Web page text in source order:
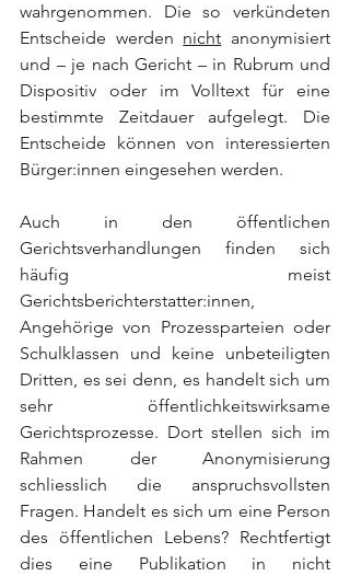
wahrgenommen. Die so verkündeten
Entscheide werden nicht anonymisiert
und – je nach Gericht – in Rubrum und
Dispositiv oder im Volltext für eine
bestimmte Zeitdauer aufgelegt. Die
Entscheide können von interessierten
Bürger:innen eingesehen werden.
Auch in den öffentlichen
Gerichtsverhandlungen finden sich
häufig meist
Gerichtsberichterstatter:innen,
Angehörige von Prozessparteien oder
Schulklassen und keine unbeteiligten
Dritten, es sei denn, es handelt sich um
sehr öffentlichkeitswirksame
Gerichtsprozesse. Dort stellen sich im
Rahmen der Anonymisierung
schliesslich die anspruchsvollsten
Fragen. Handelt es sich um eine Person
des öffentlichen Lebens? Rechtfertigt
dies eine Publikation in nicht